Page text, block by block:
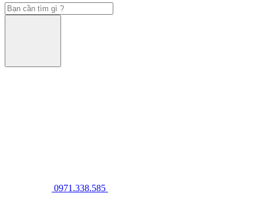
0971.338.585